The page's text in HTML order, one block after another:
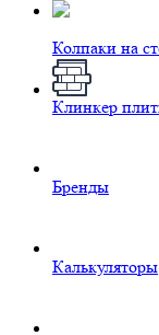
Колпаки на
Клинкер
Бренды
Калькуляторы